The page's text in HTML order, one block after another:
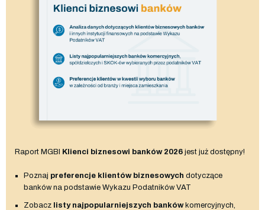
Raport MGBI Klienci biznesowi banków 2026 jest już dostępny!
Poznaj preferencje klientów biznesowych dotyczące
banków na podstawie Wykazu Podatników VAT
Zobacz listy najpopularniejszych bankówkomercyjnych,